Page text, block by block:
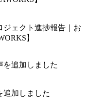
ジェクト進捗報告｜お
】
追加しました